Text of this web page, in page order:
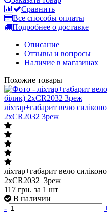
Сравнить
Все способы оплаты
Подробнее о доставке
Описание
Отзывы и вопросы
Наличие в магазинах
Похожие товары
ліхтар+габарит вело
2хCR2032 3реж
ліхтар+габарит вело
2хCR2032 3реж
117 грн. за 1 шт
В наличии
-